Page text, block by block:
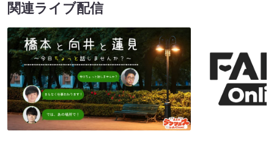
関連ライブ配信